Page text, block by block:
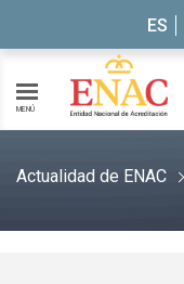
ES
MENÚ
Actualidad de ENAC